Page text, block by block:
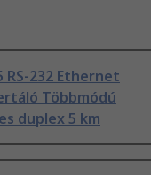
RS-232 Ethernet
Többmódú
duplex 5 km